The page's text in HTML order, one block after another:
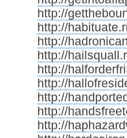
http://
http://
http://
http://
http://
http://
http://
http://
http://